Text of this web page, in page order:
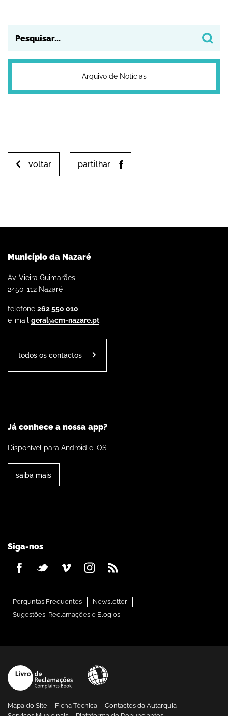
Arquivo de Notícias
voltar partilhar
Município da Nazaré
Av. Vieira Guimarães
2450-112 Nazaré
telefone 262 550 010
e-mail geral@cm-nazare.pt
todos os contactos
Já conhece a nossa app?
Disponível para Android e iOS
saiba mais
Siga-nos
Perguntas Frequentes
Newsletter
Sugestões, Reclamações e Elogios
Mapa do Site Ficha Técnica
Contactos da Autarquia